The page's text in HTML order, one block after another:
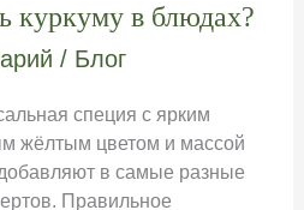
куркуму в блюдах?
/ Блог
специя с ярким
жёлтым цветом и массой
в самые разные
Правильное